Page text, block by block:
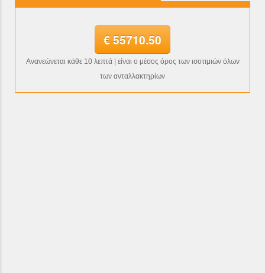
€ 55710.50
Ανανεώνεται κάθε 10 λεπτά | είναι ο μέσος όρος των ισοτιμιών όλων
των ανταλλακτηρίων